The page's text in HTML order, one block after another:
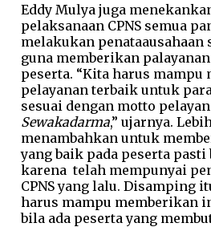
Eddy Mulya juga
pelaksanaan CPNS semua
melakukan penataausahaan
guna memberikan
peserta. “Kita harus mampu
pelayanan terbaik untuk
sesuai dengan motto
Sewakadarma,” ujarnya.
menambahkan untuk
yang baik pada peserta
karena telah mempunyai
CPNS yang lalu. Disamping
harus mampu memberikan
bila ada peserta yang